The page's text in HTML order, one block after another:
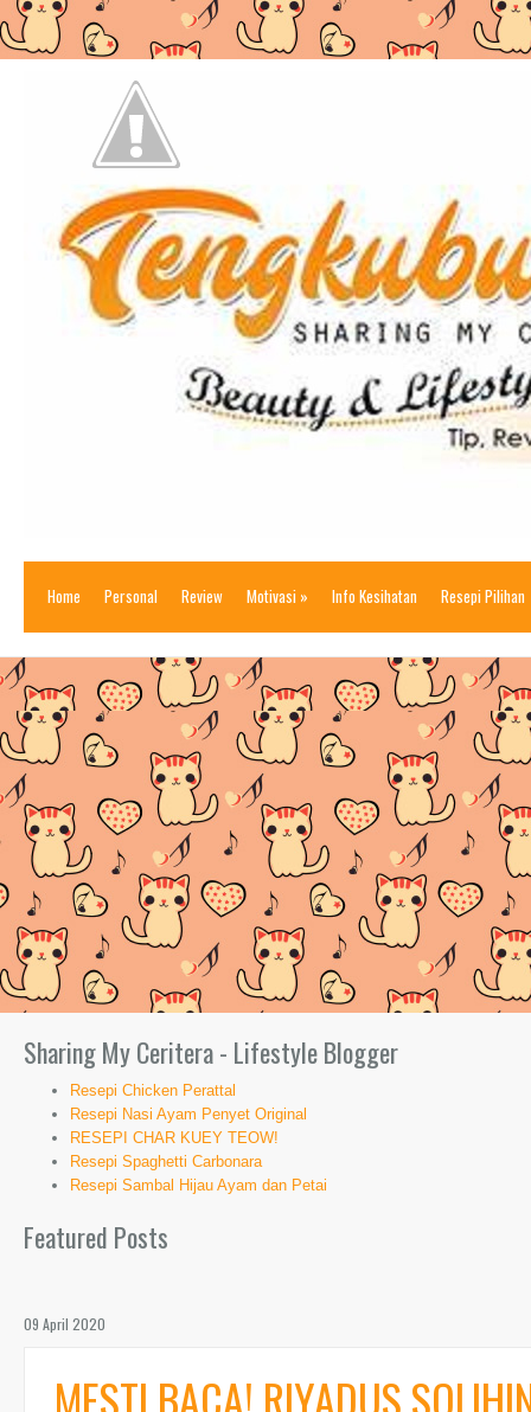
Home Personal Review Motivasi » Info Kesihatan Resepi Pilihan
Sharing My Ceritera - Lifestyle Blogger
Resepi Chicken Perattal
Resepi Nasi Ayam Penyet Original
RESEPI CHAR KUEY TEOW!
Resepi Spaghetti Carbonara
Resepi Sambal Hijau Ayam dan Petai
Featured Posts
09 April 2020
MESTI BACA! RIYADUS